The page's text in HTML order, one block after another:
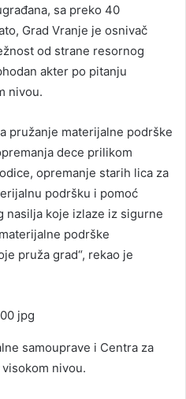
sa preko 40
Grad Vranje je osnivač
od strane resornog
akter po pitanju
nivou.
pružanje materijalne podrške
dece prilikom
opremanje starih lica za
podršku i pomoć
nasilja koje izlaze iz sigurne
podrške
pruža grad“, rekao je
samouprave i Centra za
nivou.